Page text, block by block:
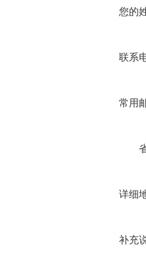
您的
联系
常用
详细
补充